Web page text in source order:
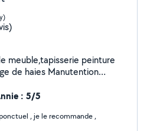
meuble,tapisserie peinture
de haies Manutention
: 5/5
, je le recommande ,